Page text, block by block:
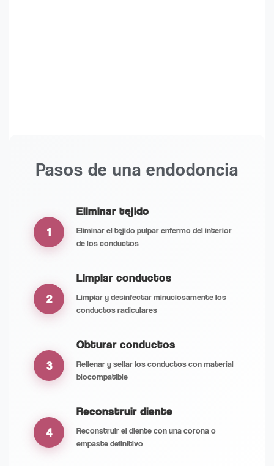
Pasos de una endodoncia
1
Eliminar tejido
Eliminar el tejido pulpar enfermo del interior
de los conductos
2
Limpiar conductos
Limpiar y desinfectar minuciosamente los
conductos radiculares
3
Obturar conductos
Rellenar y sellar los conductos con material
biocompatible
4
Reconstruir diente
Reconstruir el diente con una corona o
empaste definitivo